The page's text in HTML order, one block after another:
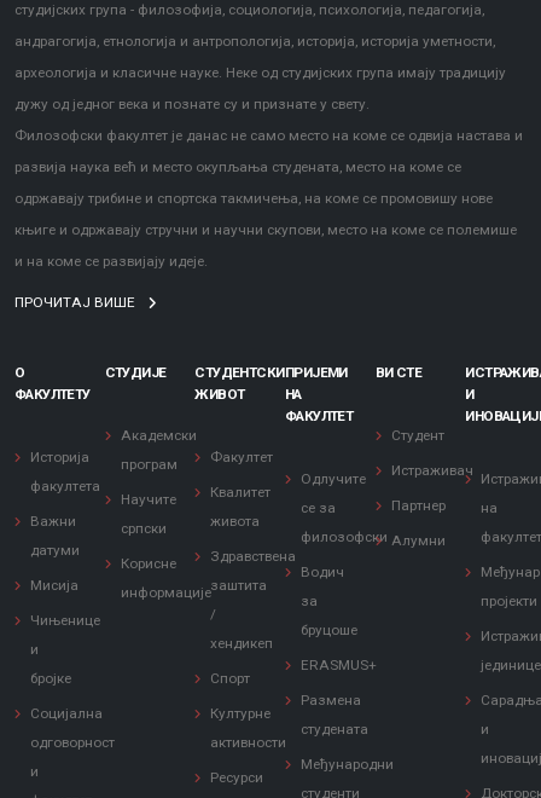
студијских група - филозофија, социологија, психологија, педагогија,
андрагогија, етнологија и антропологија, историја, историја уметности,
археологија и класичне науке. Неке од студијских група имају традицију
дужу од једног века и познате су и признате у свету.
Филозофски факултет је данас не само место на коме се одвија настава и
развија наука већ и место окупљања студената, место на коме се
одржавају трибине и спортска такмичења, на коме се промовишу нове
књиге и одржавају стручни и научни скупови, место на коме се полемише
и на коме се развијају идеје.
ПРОЧИТАЈ ВИШЕ
О
ФАКУЛТЕТУ
Историја
факултета
Важни
датуми
Мисија
Чињенице
и
бројке
Социјална
одговорност
и
СТУДИЈЕ
Академски
програм
Научите
српски
Корисне
информације
СТУДЕНТСКИ
ЖИВОТ
Факултет
Квалитет
живота
Здравствена
заштита
/
хендикеп
Спорт
Културне
активности
Ресурси
ПРИЈЕМИ
НА
ФАКУЛТЕТ
Одлучите
се за
филозофски
Водич
за
бруцоше
ERASMUS+
Размена
студената
Међународни
студенти
ВИ СТЕ
Студент
Истраживач
Партнер
Алумни
И
на
пројекти
јединице
и